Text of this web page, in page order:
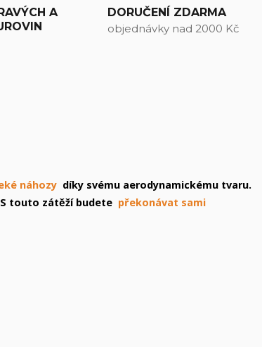
A
DORUČENÍ ZDARMA
objednávky nad 2000 Kč
náhozy díky svému aerodynamickému tvaru.
S touto zátěží budete překonávat sami